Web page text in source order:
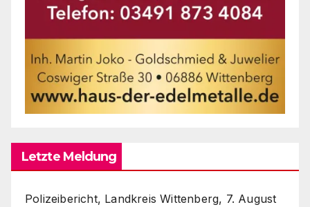
Letzte Meldung
Polizeibericht, Landkreis Wittenberg, 7. August